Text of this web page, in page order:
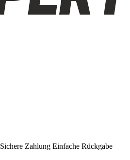
Sichere Zahlung Einfache Rückgabe